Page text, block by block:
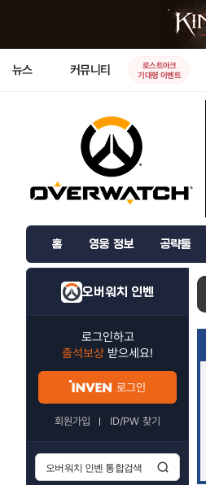
뉴스 커뮤니티
로스트아크
기대평 이벤트
홈 영웅 정보 공략툴
오버워치 인벤
로그인하고
출석보상 받으세요!
로그인
회원가입 ID/PW 찾기